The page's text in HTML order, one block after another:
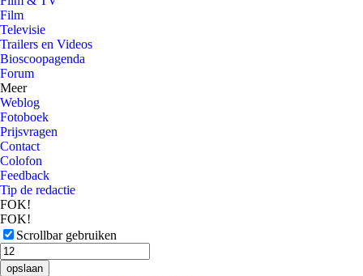
Film
Televisie
Trailers en Videos
Bioscoopagenda
Forum
Meer
Weblog
Fotoboek
Prijsvragen
Contact
Colofon
Feedback
Tip de redactie
FOK!
FOK!
Scrollbar gebruiken
opslaan